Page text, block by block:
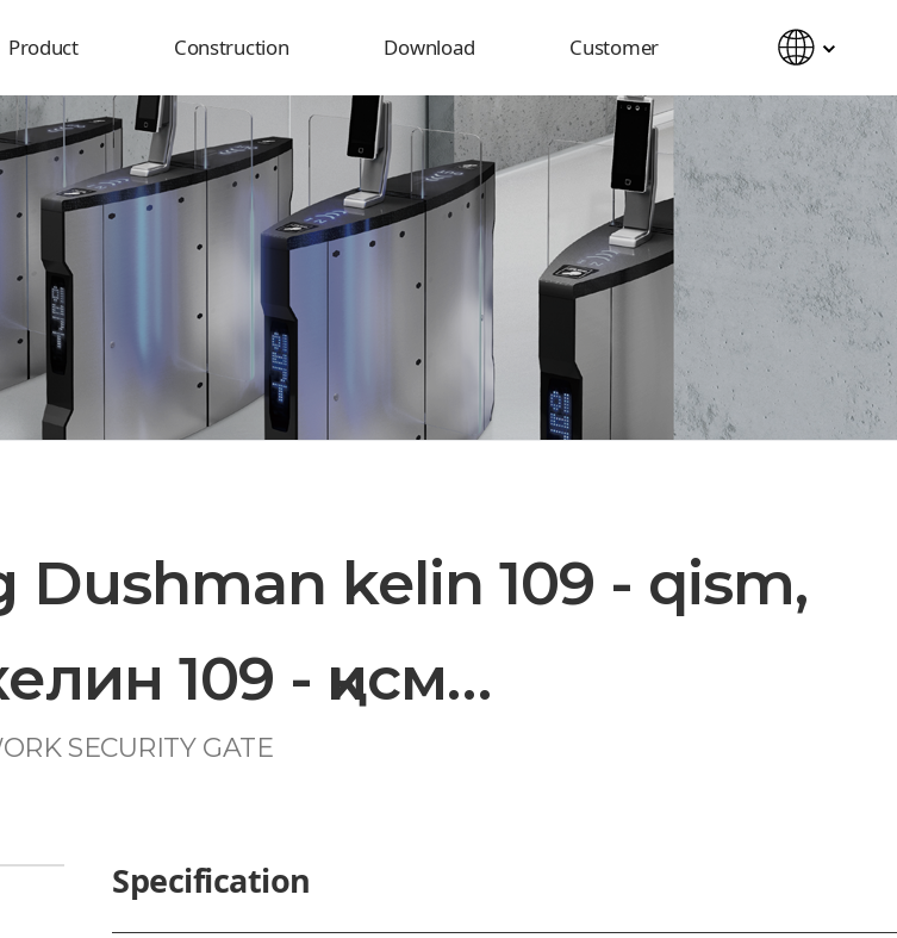
Product
Product
Construction
Delivery destination
Construction
Download
Catalog
Manual
2D&3D CAD
Customer
Notice
Inquiry
kelin 109 - qism,
109 - қисм…
SECURITY GATE
Specification